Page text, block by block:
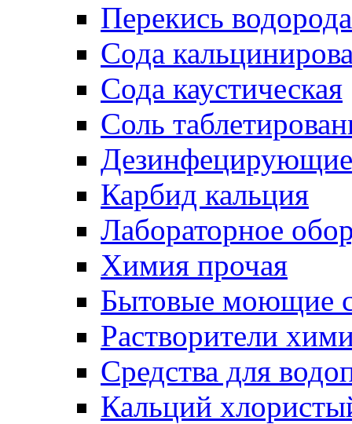
Перекись водорода
Сода
Сода каустическая
Соль
Дезинфецирующие
Карбид кальция
Лабораторное
Химия прочая
Бытовые моющие
Растворители
Средства для
Кальций